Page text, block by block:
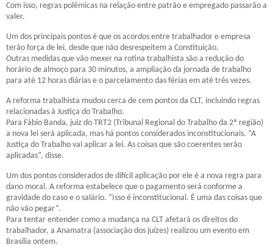
Com isso, regras polêmicas na relação entre patrão e empregado passarão a
valer.
Um dos principais pontos é que os acordos entre trabalhador e empresa
terão força de lei, desde que não desrespeitem a Constituição.
Outras medidas que vão mexer na rotina trabalhista são a redução do
horário de almoço para 30 minutos, a ampliação da jornada de trabalho
para até 12 horas diárias e o parcelamento das férias em até três vezes.
A reforma trabalhista mudou cerca de cem pontos da CLT, incluindo regras
relacionadas à Justiça do Trabalho.
Para Fábio Banda, juiz do TRT2 (Tribunal Regional do Trabalho da 2ª região)
a nova lei será aplicada, mas há pontos considerados inconstitucionais. “A
Justiça do Trabalho vai aplicar a lei. As coisas que são coerentes serão
aplicadas”, disse.
Um dos pontos considerados de difícil aplicação por ele é a nova regra para
dano moral. A reforma estabelece que o pagamento será conforme a
gravidade do caso e o salário. “Isso é inconstitucional. É uma das coisas que
não vão pegar”.
Para tentar entender como a mudança na CLT afetará os direitos do
trabalhador, a Anamatra (associação dos juízes) realizou um evento em
Brasília ontem.